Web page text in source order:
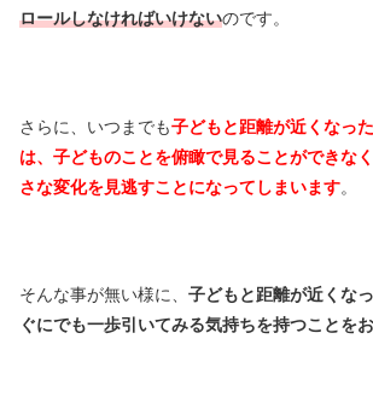
ロールしなければいけないのです。
さらに、いつまでも子どもと距離が近くなっ
は、子どものことを俯瞰で見ることができな
さな変化を見逃すことになってしまいます。
そんな事が無い様に、 子どもと距離が近くな
ぐにでも一歩引いてみる気持ちを持つことを